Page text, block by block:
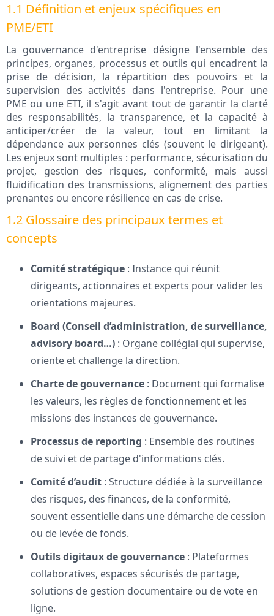
1.1 Définition et enjeux spécifiques en
PME/ETI
La gouvernance d'entreprise désigne l'ensemble des
principes, organes, processus et outils qui encadrent la
prise de décision, la répartition des pouvoirs et la
supervision des activités dans l'entreprise. Pour une
PME ou une ETI, il s'agit avant tout de garantir la clarté
des responsabilités, la transparence, et la capacité à
anticiper/créer de la valeur, tout en limitant la
dépendance aux personnes clés (souvent le dirigeant).
Les enjeux sont multiples : performance, sécurisation du
projet, gestion des risques, conformité, mais aussi
fluidification des transmissions, alignement des parties
prenantes ou encore résilience en cas de crise.
1.2 Glossaire des principaux termes et
concepts
Comité stratégique : Instance qui réunit
dirigeants, actionnaires et experts pour valider les
orientations majeures.
Board (Conseil d’administration, de surveillance,
advisory board…) : Organe collégial qui supervise,
oriente et challenge la direction.
Charte de gouvernance : Document qui formalise
les valeurs, les règles de fonctionnement et les
missions des instances de gouvernance.
Processus de reporting : Ensemble des routines
de suivi et de partage d'informations clés.
Comité d’audit : Structure dédiée à la surveillance
des risques, des finances, de la conformité,
souvent essentielle dans une démarche de cession
ou de levée de fonds.
Outils digitaux de gouvernance : Plateformes
collaboratives, espaces sécurisés de partage,
solutions de gestion documentaire ou de vote en
ligne.